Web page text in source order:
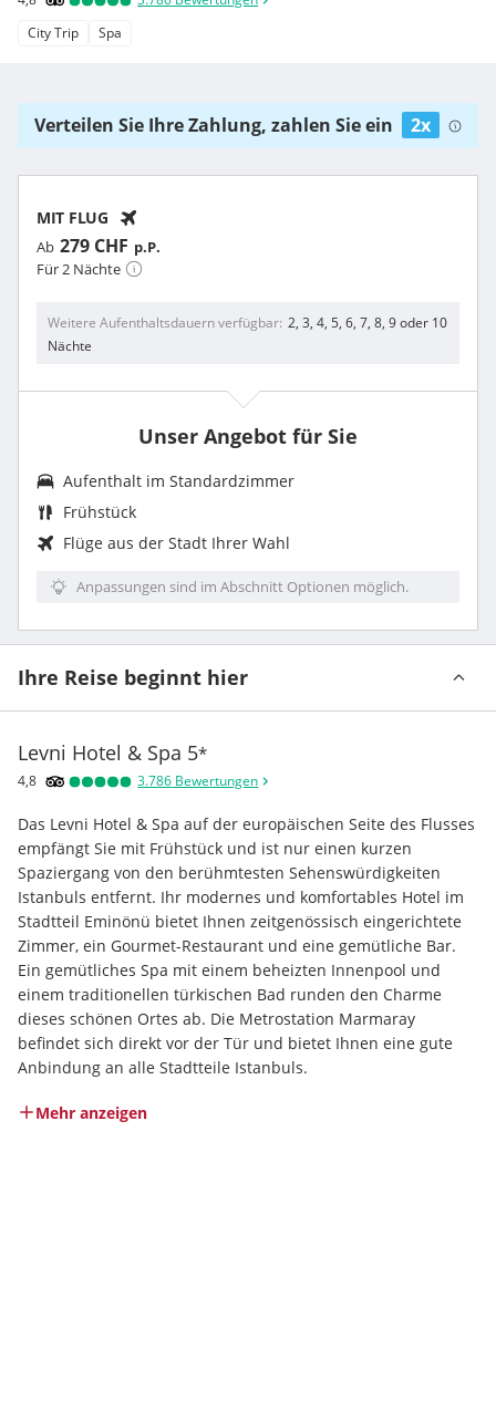
City Trip
Spa
Verteilen Sie Ihre Zahlung, zahlen Sie ein 2x
MIT FLUG
Ab 279 CHF p.P.
Für 2 Nächte
Weitere Aufenthaltsdauern verfügbar 2, 3, 4, 5, 6, 7, 8, 9 oder 10
Nächte
Unser Angebot für Sie
Aufenthalt im Standardzimmer
Frühstück
Flüge aus der Stadt Ihrer Wahl
Anpassungen sind im Abschnitt Optionen möglich.
Ihre Reise beginnt hier
Levni Hotel & Spa 5*
4,8 3.786 Bewertungen
Das Levni Hotel & Spa auf der europäischen Seite des Flusses
empfängt Sie mit Frühstück und ist nur einen kurzen
Spaziergang von den berühmtesten Sehenswürdigkeiten
Istanbuls entfernt. Ihr modernes und komfortables Hotel im
Stadtteil Eminönü bietet Ihnen zeitgenössisch eingerichtete
Zimmer, ein Gourmet-Restaurant und eine gemütliche Bar.
Ein gemütliches Spa mit einem beheizten Innenpool und
einem traditionellen türkischen Bad runden den Charme
dieses schönen Ortes ab. Die Metrostation Marmaray
befindet sich direkt vor der Tür und bietet Ihnen eine gute
Anbindung an alle Stadtteile Istanbuls.
Mehr anzeigen